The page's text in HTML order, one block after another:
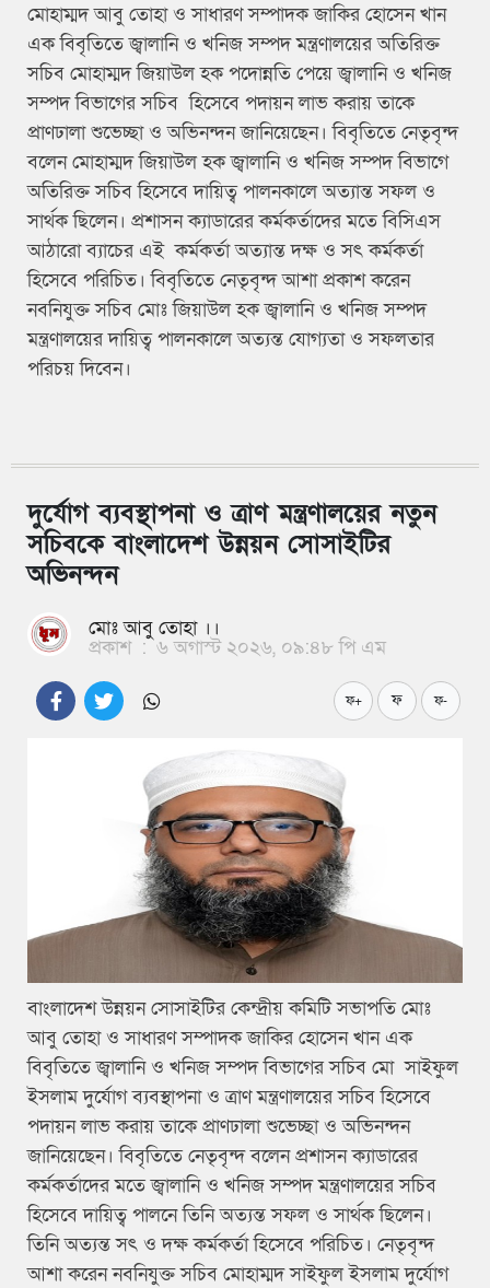
মোহাম্মদ আবু তোহা ও সাধারণ সম্পাদক জাকির হোসেন খান
এক বিবৃতিতে জ্বালানি ও খনিজ সম্পদ মন্ত্রণালয়ের অতিরিক্ত
সচিব মোহাম্মদ জিয়াউল হক পদোন্নতি পেয়ে জ্বালানি ও খনিজ
সম্পদ বিভাগের সচিব হিসেবে পদায়ন লাভ করায় তাকে
প্রাণঢালা শুভেচ্ছা ও অভিনন্দন জানিয়েছেন। বিবৃতিতে নেতৃবৃন্দ
বলেন মোহাম্মদ জিয়াউল হক জ্বালানি ও খনিজ সম্পদ বিভাগে
অতিরিক্ত সচিব হিসেবে দায়িত্ব পালনকালে অত্যান্ত সফল ও
সার্থক ছিলেন। প্রশাসন ক্যাডারের কর্মকর্তাদের মতে বিসিএস
আঠারো ব্যাচের এই কর্মকর্তা অত্যান্ত দক্ষ ও সৎ কর্মকর্তা
হিসেবে পরিচিত। বিবৃতিতে নেতৃবৃন্দ আশা প্রকাশ করেন
নবনিযুক্ত সচিব মোঃ জিয়াউল হক জ্বালানি ও খনিজ সম্পদ
মন্ত্রণালয়ের দায়িত্ব পালনকালে অত্যন্ত যোগ্যতা ও সফলতার
পরিচয় দিবেন।
দুর্যোগ ব্যবস্থাপনা ও ত্রাণ মন্ত্রণালয়ের নতুন
সচিবকে বাংলাদেশ উন্নয়ন সোসাইটির
অভিনন্দন
মোঃ আবু তোহা ।।
প্রকাশ : ৬ অগাস্ট ২০২৬, ০৯:৪৮ পি এম
ফ+ ফ ফ-
বাংলাদেশ উন্নয়ন সোসাইটির কেন্দ্রীয় কমিটি সভাপতি মোঃ
আবু তোহা ও সাধারণ সম্পাদক জাকির হোসেন খান এক
বিবৃতিতে জ্বালানি ও খনিজ সম্পদ বিভাগের সচিব মো সাইফুল
ইসলাম দুর্যোগ ব্যবস্থাপনা ও ত্রাণ মন্ত্রণালয়ের সচিব হিসেবে
পদায়ন লাভ করায় তাকে প্রাণঢালা শুভেচ্ছা ও অভিনন্দন
জানিয়েছেন। বিবৃতিতে নেতৃবৃন্দ বলেন প্রশাসন ক্যাডারের
কর্মকর্তাদের মতে জ্বালানি ও খনিজ সম্পদ মন্ত্রণালয়ের সচিব
হিসেবে দায়িত্ব পালনে তিনি অত্যন্ত সফল ও সার্থক ছিলেন।
তিনি অত্যন্ত সৎ ও দক্ষ কর্মকর্তা হিসেবে পরিচিত। নেতৃবৃন্দ
আশা করেন নবনিযুক্ত সচিব মোহাম্মদ সাইফুল ইসলাম দুর্যোগ